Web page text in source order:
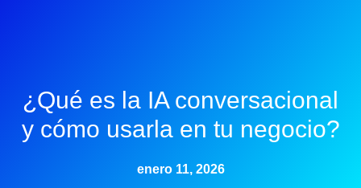
¿Qué es la IA conversacional
y cómo usarla en tu negocio?
enero 11, 2026